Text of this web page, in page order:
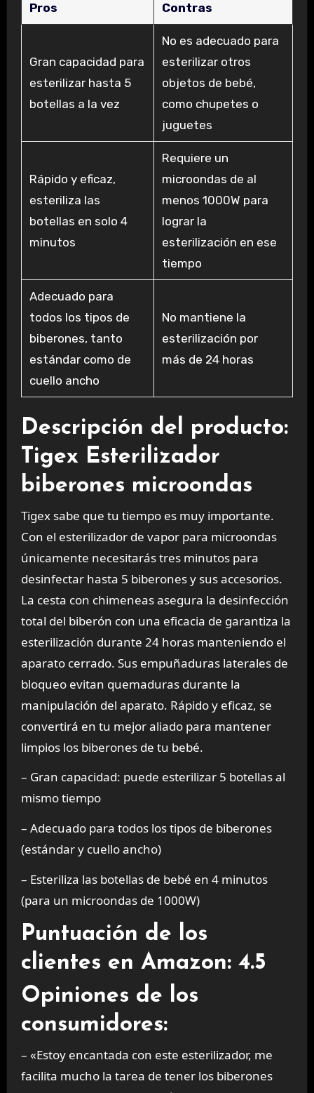
Pros Contras
Gran capacidad para
esterilizar hasta 5
botellas a la vez
No es adecuado para
esterilizar otros
objetos de bebé,
como chupetes o
juguetes
Rápido y eficaz,
esteriliza las
botellas en solo 4
minutos
Requiere un
microondas de al
menos 1000W para
lograr la
esterilización en ese
tiempo
Adecuado para
todos los tipos de
biberones, tanto
estándar como de
cuello ancho
No mantiene la
esterilización por
más de 24 horas
Descripción del producto:
Tigex Esterilizador
biberones microondas
Tigex sabe que tu tiempo es muy importante.
Con el esterilizador de vapor para microondas
únicamente necesitarás tres minutos para
desinfectar hasta 5 biberones y sus accesorios.
La cesta con chimeneas asegura la desinfección
total del biberón con una eficacia de garantiza la
esterilización durante 24 horas manteniendo el
aparato cerrado. Sus empuñaduras laterales de
bloqueo evitan quemaduras durante la
manipulación del aparato. Rápido y eficaz, se
convertirá en tu mejor aliado para mantener
limpios los biberones de tu bebé.
– Gran capacidad: puede esterilizar 5 botellas al
mismo tiempo
– Adecuado para todos los tipos de biberones
(estándar y cuello ancho)
– Esteriliza las botellas de bebé en 4 minutos
(para un microondas de 1000W)
Puntuación de los
clientes en Amazon: 4.5
Opiniones de los
consumidores:
– «Estoy encantada con este esterilizador, me
facilita mucho la tarea de tener los biberones